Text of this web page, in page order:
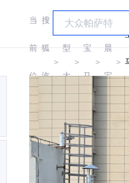
当
前
位
置:
搜
狐
汽
＞
车
型
大
＞
宝
马
＞
华
晨
宝
马
＞